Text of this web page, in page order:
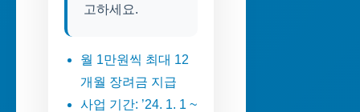
고하세요.
월 1만원씩 최대 12
개월 장려금 지급
사업 기간: ’24. 1. 1 ~